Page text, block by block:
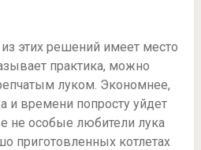
этих решений имеет место
практика, можно
луком. Экономнее,
и времени попросту уйдет
не особые любители лука
приготовленных котлетах